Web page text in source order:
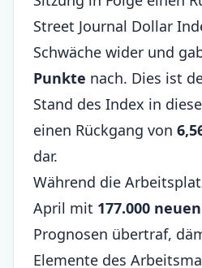
Street Journal Dollar
Schwäche wider und
Punkte nach. Dies ist
Stand des Index in
einen Rückgang von
dar.
Während die
April mit 177.000
Prognosen übertraf,
Elemente des